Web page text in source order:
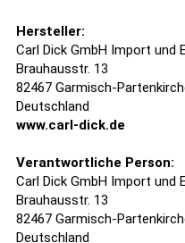
Hersteller:
Carl Dick GmbH Import und
Brauhausstr. 13
82467 Garmisch-
Deutschland
www.carl-dick.de
Verantwortliche Person:
Carl Dick GmbH Import und
Brauhausstr. 13
82467 Garmisch-
Deutschland